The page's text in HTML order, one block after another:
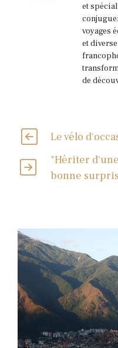
et
voyages
et
de
Le vélo
"Hériter
bonne